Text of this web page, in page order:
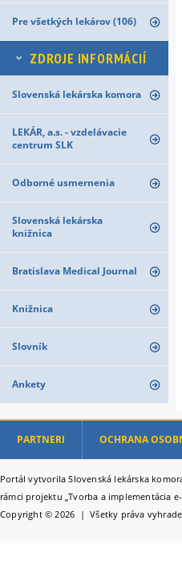
Pre všetkých lekárov (106)
ZDROJE INFORMÁCIÍ
Slovenská lekárska komora
LEKÁR, a.s. - vzdelávacie
centrum SLK
Odborné usmernenia
Slovenská lekárska
knižnica
Bratislava Medical Journal
Knižnica
Slovník
Ankety
PARTNERI OCHRANA
Portál vytvorila Slovenská lekárska
rámci projektu „Tvorba a implementácia
Copyright © 2026 | Všetky práva